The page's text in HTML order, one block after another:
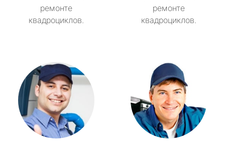
ремонте
квадроциклов.
ремонте
квадроциклов.